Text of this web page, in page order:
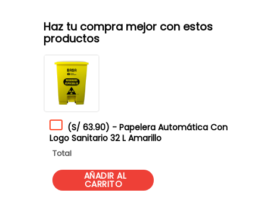
Haz tu compra mejor con estos
productos
(S/ 63.90) -Papelera Automática Con
Logo Sanitario 32 L Amarillo
Total